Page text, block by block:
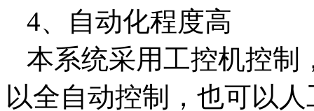
4、自动化程度高
本系统采用工控机控制
以全自动控制，也可以